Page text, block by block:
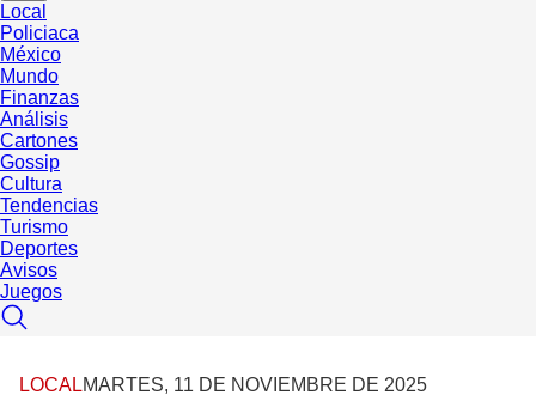
Local
Policiaca
México
Mundo
Finanzas
Análisis
Cartones
Gossip
Cultura
Tendencias
Turismo
Deportes
Avisos
Juegos
LOCALMARTES, 11 DE NOVIEMBRE DE 2025